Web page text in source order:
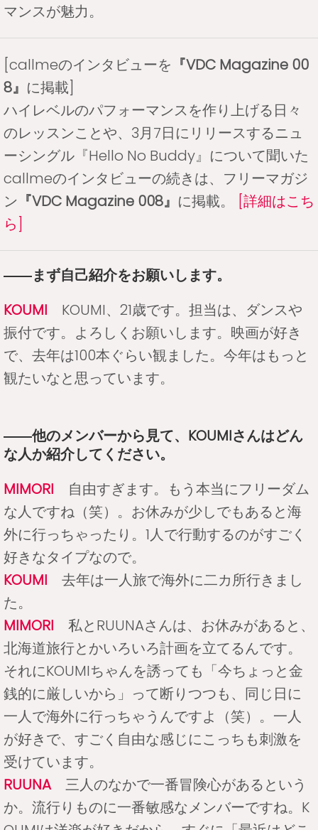
マンスが魅力。
[callmeのインタビューを 『VDC Magazine 00
8』 に掲載]
ハイレベルのパフォーマンスを作り上げる日々
のレッスンことや、3月7日にリリースするニュ
ーシングル『Hello No Buddy』について聞いた
callmeのインタビューの続きは、フリーマガジ
ン 『VDC Magazine 008』 に掲載。
[詳細はこち
ら]
――まず自己紹介をお願いします。
KOUMI KOUMI、21歳です。担当は、ダンスや
振付です。よろしくお願いします。映画が好き
で、去年は100本ぐらい観ました。今年はもっと
観たいなと思っています。
――他のメンバーから見て、KOUMIさんはどん
な人か紹介してください。
MIMORI 自由すぎます。もう本当にフリーダム
な人ですね（笑）。お休みが少しでもあると海
外に行っちゃったり。1人で行動するのがすごく
好きなタイプなので。
KOUMI 去年は一人旅で海外に二カ所行きまし
た。
MIMORI 私とRUUNAさんは、お休みがあると、
北海道旅行とかいろいろ計画を立てるんです。
それにKOUMIちゃんを誘っても「今ちょっと金
銭的に厳しいから」って断りつつも、同じ日に
一人で海外に行っちゃうんですよ（笑）。一人
が好きで、すごく自由な感じにこっちも刺激を
受けています。
RUUNA三人のなかで一番冒険心があるという
か。流行りものに一番敏感なメンバーですね。K